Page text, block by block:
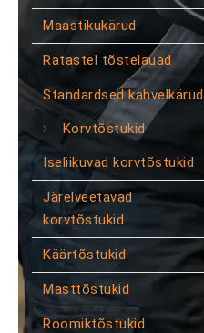
Maastikukärud
Ratastel tõstelauad
Standardsed kahvelkärud
Korvtõstukid
Iseliikuvad korvtõstukid
Järelveetavad
korvtõstukid
Käärtõstukid
Masttõstukid
Roomiktõstukid